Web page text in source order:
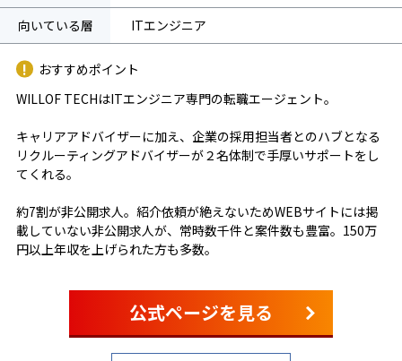
公式ページを見る
向いている層
ITエンジニア
おすすめポイント
WILLOF TECHはITエンジニア専門の転職エージェント。
キャリアアドバイザーに加え、企業の採用担当者とのハブとなる
リクルーティングアドバイザーが２名体制で手厚いサポートをし
てくれる。
約7割が非公開求人。紹介依頼が絶えないためWEBサイトには掲
載していない非公開求人が、常時数千件と案件数も豊富。150万
円以上年収を上げられた方も多数。